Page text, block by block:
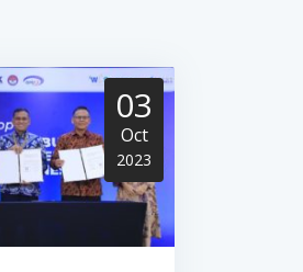
03
Oct
2023